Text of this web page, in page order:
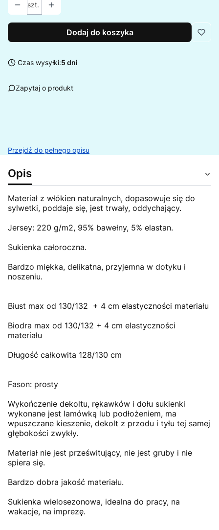
szt.
Dodaj do koszyka
Czas wysyłki:5 dni
Zapytaj o produkt
Przejdź do pełnego opisu
Opis
Materiał z włókien naturalnych, dopasowuje się do
sylwetki, poddaje się, jest trwały, oddychający.
Jersey: 220 g/m2, 95% bawełny, 5% elastan.
Sukienka całoroczna.
Bardzo miękka, delikatna, przyjemna w dotyku i
noszeniu.
Biust max od 130/132 + 4 cm elastyczności materiału
Biodra max od 130/132 + 4 cm elastyczności
materiału
Długość całkowita 128/130 cm
Fason: prosty
Wykończenie dekoltu, rękawków i dołu sukienki
wykonane jest lamówką lub podłożeniem, ma
wpuszczane kieszenie, dekolt z przodu i tyłu tej samej
głębokości zwykły.
Materiał nie jest prześwitujący, nie jest gruby i nie
spiera się.
Bardzo dobra jakość materiału.
Sukienka wielosezonowa, idealna do pracy, na
wakacje, na imprezę.